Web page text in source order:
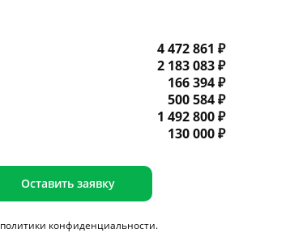
4 472 861 ₽
2 183 083 ₽
166 394 ₽
500 584 ₽
1 492 800 ₽
130 000 ₽
Оставить заявку
политики конфиденциальности.